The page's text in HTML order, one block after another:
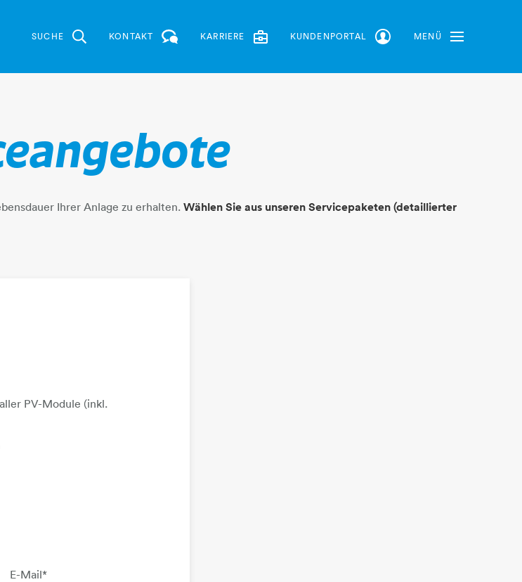
SUCHE KONTAKT KARRIERE KUNDENPORTAL MENÜ
Toggle Navbar
Ihrer Anlage zu erhalten.Wählen Sie aus unseren Servicepaketen (detaillierter
PV-Module (inkl.
E-Mail*